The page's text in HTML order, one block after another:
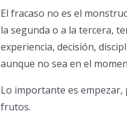
El fracaso no es el
la segunda o a la tercera,
experiencia, decisión,
aunque no sea en el
Lo importante es
frutos.